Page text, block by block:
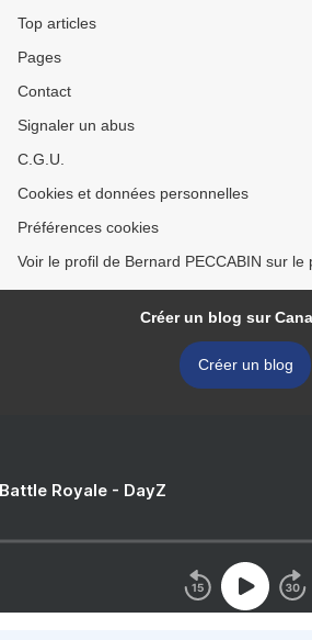
Top articles
Pages
Contact
Signaler un abus
C.G.U.
Cookies et données personnelles
Préférences cookies
Voir le profil de Bernard PECCABIN sur le
Créer un blog sur
Créer un blog
Royale - DayZ